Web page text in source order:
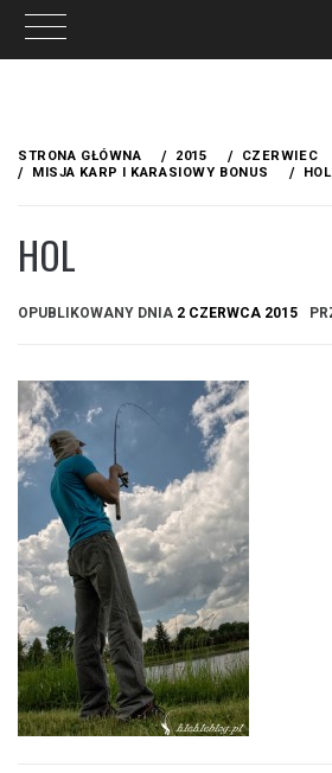
treści
STRONA GŁÓWNA 2015 CZERWIEC
MISJA KARP I KARASIOWY BONUS
HOL
HOL
OPUBLIKOWANY DNIA 2 CZERWCA 2015